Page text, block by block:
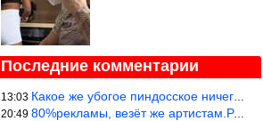
Последние комментарии
13:03 Какое же убогое пиндосское ничего. Наташ, и не стыдно такую фигн
20:49 80%рекламы, везёт же артистам.Режиссёры, сценаристы вы где или к